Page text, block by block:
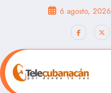
6 agosto, 2026